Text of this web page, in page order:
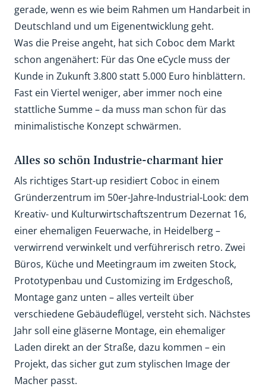
gerade, wenn es wie beim Rahmen um Handarbeit in
Deutschland und um Eigenentwicklung geht.
Was die Preise angeht, hat sich Coboc dem Markt
schon angenähert: Für das One eCycle muss der
Kunde in Zukunft 3.800 statt 5.000 Euro hinblättern.
Fast ein Viertel weniger, aber immer noch eine
stattliche Summe – da muss man schon für das
minimalistische Konzept schwärmen.
Alles so schön Industrie-charmant hier
Als richtiges Start-up residiert Coboc in einem
Gründerzentrum im 50er-Jahre-Industrial-Look: dem
Kreativ- und Kulturwirtschaftszentrum Dezernat 16,
einer ehemaligen Feuerwache, in Heidelberg –
verwirrend verwinkelt und verführerisch retro. Zwei
Büros, Küche und Meetingraum im zweiten Stock,
Prototypenbau und Customizing im Erdgeschoß,
Montage ganz unten – alles verteilt über
verschiedene Gebäudeflügel, versteht sich. Nächstes
Jahr soll eine gläserne Montage, ein ehemaliger
Laden direkt an der Straße, dazu kommen – ein
Projekt, das sicher gut zum stylischen Image der
Macher passt.